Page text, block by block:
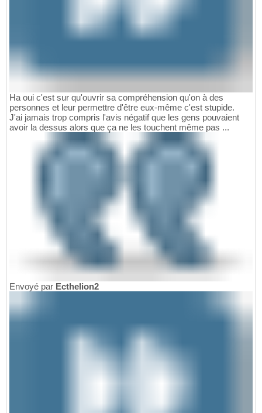
Ha oui c'est sur qu'ouvrir sa compréhension qu'on à des
personnes et leur permettre d'être eux-même c'est stupide.
J'ai jamais trop compris l'avis négatif que les gens pouvaient
avoir la dessus alors que ça ne les touchent même pas ...
Envoyé par Ecthelion2